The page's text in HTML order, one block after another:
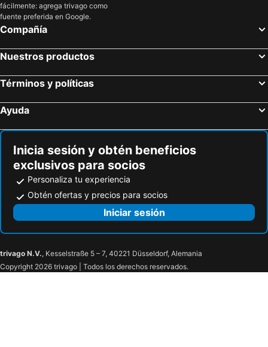
fácilmente: agrega trivago como
fuente preferida en Google.
Compañía
Nuestros productos
Términos y políticas
Ayuda
Inicia sesión y obtén beneficios
exclusivos para socios
Personaliza tu experiencia
Obtén ofertas y precios para socios
Iniciar sesión
trivago N.V., Kesselstraße 5 – 7, 40221 Düsseldorf, Alemania
Copyright 2026 trivago | Todos los derechos reservados.